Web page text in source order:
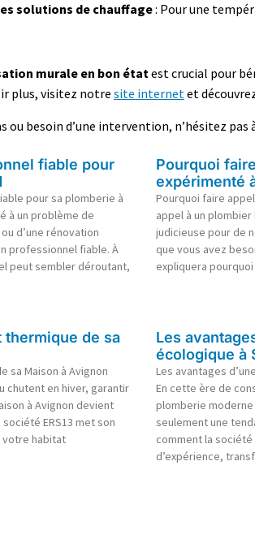
solutions de chauffage: Pour une
murale en bon étatest crucial pour
plus, visitez notre site internetet
ou besoin d’une intervention, n’hésitez pas
fiable pour
pour sa plomberie à
à un problème de
d’une rénovation
professionnel fiable. À
peut sembler déroutant,
Pourquoi
expérimenté
Pourquoi faire
appel à un
judicieuse pour de
que vous avez
expliquera
thermique de sa
sa Maison à Avignon
chutent en hiver, garantir
à Avignon devient
ERS13 met son
habitat
Les
écologique à
Les avantages
En cette ère de
plomberie
seulement une
comment la société
d’expérience,